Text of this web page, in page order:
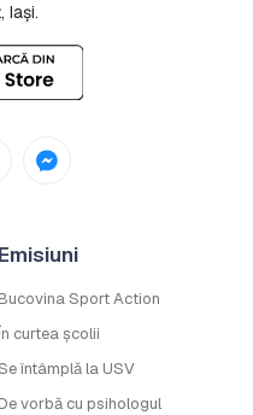
Iași.
Emisiuni
Bucovina Sport Action
curtea școlii
întâmplă la USV
De vorbă cu psihologul